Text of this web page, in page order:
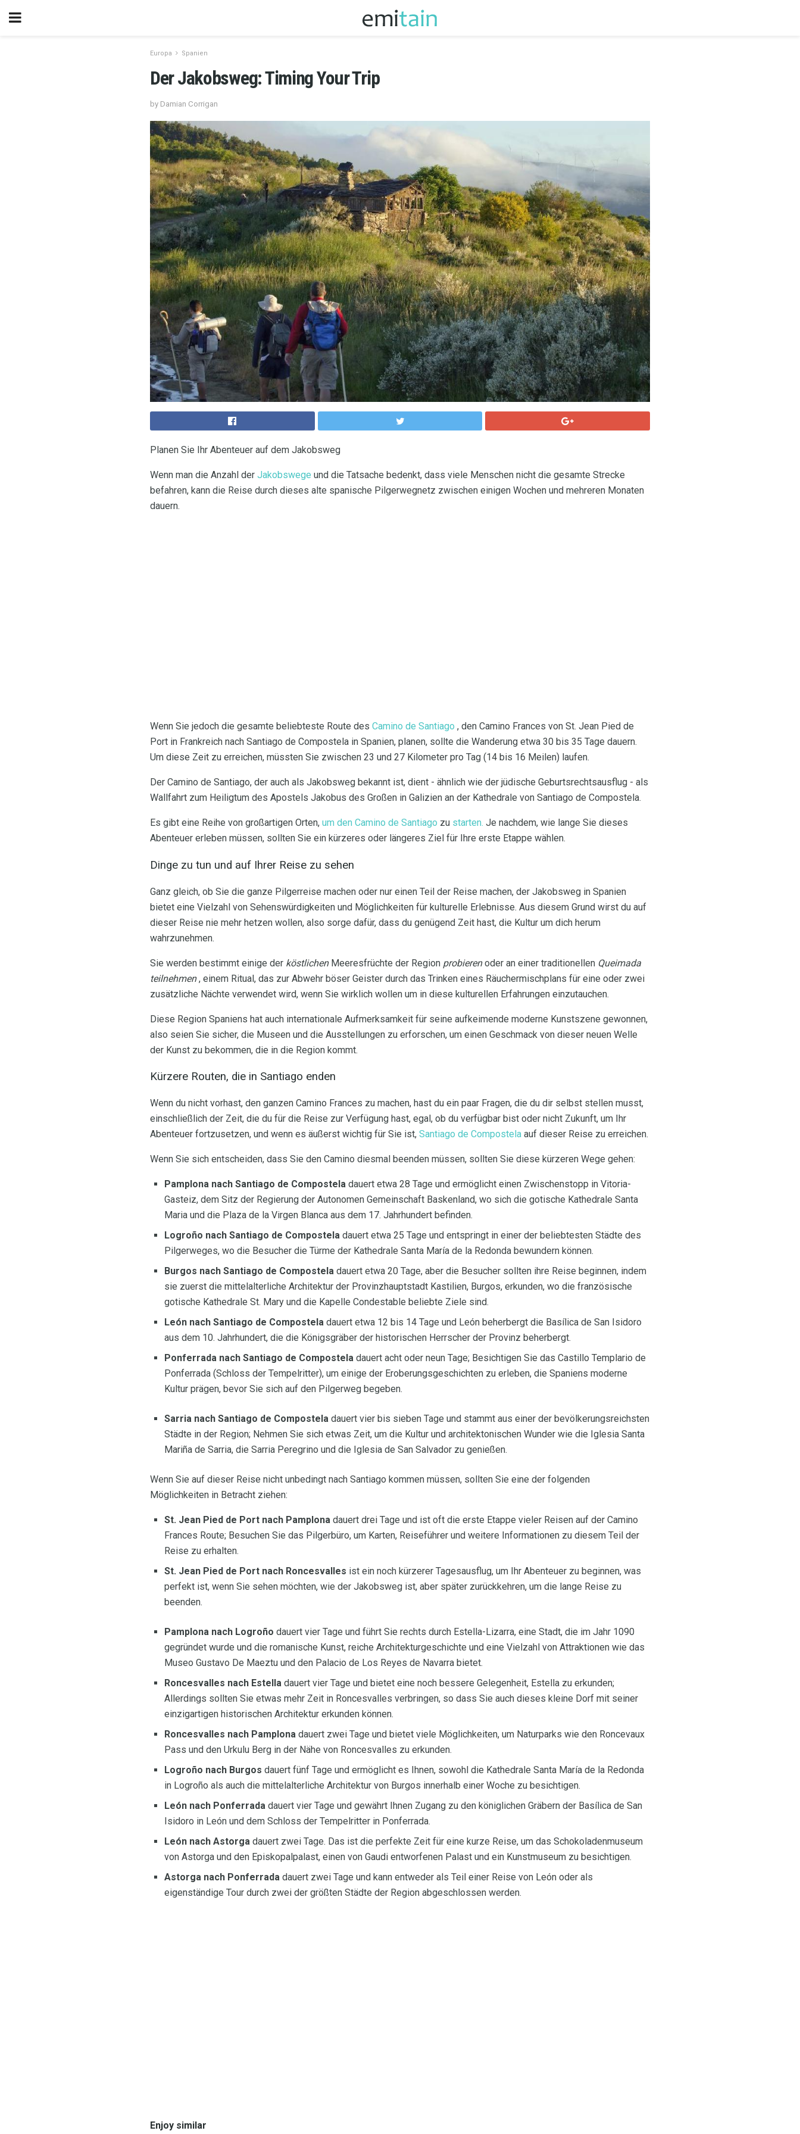
Europa Spanien
Der Jakobsweg: Timing Your Trip
by Damian Corrigan
Planen Sie Ihr Abenteuer auf dem Jakobsweg
Wenn man die Anzahl der Jakobswege und die Tatsache bedenkt, dass viele Menschen nicht die gesamte Strecke
befahren, kann die Reise durch dieses alte spanische Pilgerwegnetz zwischen einigen Wochen und mehreren Monaten
dauern.
Wenn Sie jedoch die gesamte beliebteste Route des Camino de Santiago , den Camino Frances von St. Jean Pied de
Port in Frankreich nach Santiago de Compostela in Spanien, planen, sollte die Wanderung etwa 30 bis 35 Tage dauern.
Um diese Zeit zu erreichen, müssten Sie zwischen 23 und 27 Kilometer pro Tag (14 bis 16 Meilen) laufen.
Der Camino de Santiago, der auch als Jakobsweg bekannt ist, dient - ähnlich wie der jüdische Geburtsrechtsausflug - als
Wallfahrt zum Heiligtum des Apostels Jakobus des Großen in Galizien an der Kathedrale von Santiago de Compostela.
Es gibt eine Reihe von großartigen Orten, um den Camino de Santiago zu starten. Je nachdem, wie lange Sie dieses
Abenteuer erleben müssen, sollten Sie ein kürzeres oder längeres Ziel für Ihre erste Etappe wählen.
Dinge zu tun und auf Ihrer Reise zu sehen
Ganz gleich, ob Sie die ganze Pilgerreise machen oder nur einen Teil der Reise machen, der Jakobsweg in Spanien
bietet eine Vielzahl von Sehenswürdigkeiten und Möglichkeiten für kulturelle Erlebnisse. Aus diesem Grund wirst du auf
dieser Reise nie mehr hetzen wollen, also sorge dafür, dass du genügend Zeit hast, die Kultur um dich herum
wahrzunehmen.
Sie werden bestimmt einige der köstlichenMeeresfrüchte der Region probierenoder an einer traditionellen Queimada
teilnehmen, einem Ritual, das zur Abwehr böser Geister durch das Trinken eines Räuchermischplans für eine oder zwei
zusätzliche Nächte verwendet wird, wenn Sie wirklich wollen um in diese kulturellen Erfahrungen einzutauchen.
Diese Region Spaniens hat auch internationale Aufmerksamkeit für seine aufkeimende moderne Kunstszene gewonnen,
also seien Sie sicher, die Museen und die Ausstellungen zu erforschen, um einen Geschmack von dieser neuen Welle
der Kunst zu bekommen, die in die Region kommt.
Kürzere Routen, die in Santiago enden
Wenn du nicht vorhast, den ganzen Camino Frances zu machen, hast du ein paar Fragen, die du dir selbst stellen musst,
einschließlich der Zeit, die du für die Reise zur Verfügung hast, egal, ob du verfügbar bist oder nicht Zukunft, um Ihr
Abenteuer fortzusetzen, und wenn es äußerst wichtig für Sie ist, Santiago de Compostela auf dieser Reise zu erreichen.
Wenn Sie sich entscheiden, dass Sie den Camino diesmal beenden müssen, sollten Sie diese kürzeren Wege gehen:
Pamplona nach Santiago de Compostela dauert etwa 28 Tage und ermöglicht einen Zwischenstopp in Vitoria-
Gasteiz, dem Sitz der Regierung der Autonomen Gemeinschaft Baskenland, wo sich die gotische Kathedrale Santa
Maria und die Plaza de la Virgen Blanca aus dem 17. Jahrhundert befinden.
Logroño nach Santiago de Compostela dauert etwa 25 Tage und entspringt in einer der beliebtesten Städte des
Pilgerweges, wo die Besucher die Türme der Kathedrale Santa María de la Redonda bewundern können.
Burgos nach Santiago de Compostela dauert etwa 20 Tage, aber die Besucher sollten ihre Reise beginnen, indem
sie zuerst die mittelalterliche Architektur der Provinzhauptstadt Kastilien, Burgos, erkunden, wo die französische
gotische Kathedrale St. Mary und die Kapelle Condestable beliebte Ziele sind.
León nach Santiago de Compostela dauert etwa 12 bis 14 Tage und León beherbergt die Basílica de San Isidoro
aus dem 10. Jahrhundert, die die Königsgräber der historischen Herrscher der Provinz beherbergt.
Ponferrada nach Santiago de Compostela dauert acht oder neun Tage; Besichtigen Sie das Castillo Templario de
Ponferrada (Schloss der Tempelritter), um einige der Eroberungsgeschichten zu erleben, die Spaniens moderne
Kultur prägen, bevor Sie sich auf den Pilgerweg begeben.
Sarria nach Santiago de Compostela dauert vier bis sieben Tage und stammt aus einer der bevölkerungsreichsten
Städte in der Region; Nehmen Sie sich etwas Zeit, um die Kultur und architektonischen Wunder wie die Iglesia Santa
Mariña de Sarria, die Sarria Peregrino und die Iglesia de San Salvador zu genießen.
Wenn Sie auf dieser Reise nicht unbedingt nach Santiago kommen müssen, sollten Sie eine der folgenden
Möglichkeiten in Betracht ziehen:
St. Jean Pied de Port nach Pamplona dauert drei Tage und ist oft die erste Etappe vieler Reisen auf der Camino
Frances Route; Besuchen Sie das Pilgerbüro, um Karten, Reiseführer und weitere Informationen zu diesem Teil der
Reise zu erhalten.
St. Jean Pied de Port nach Roncesvalles ist ein noch kürzerer Tagesausflug, um Ihr Abenteuer zu beginnen, was
perfekt ist, wenn Sie sehen möchten, wie der Jakobsweg ist, aber später zurückkehren, um die lange Reise zu
beenden.
Pamplona nach Logroño dauert vier Tage und führt Sie rechts durch Estella-Lizarra, eine Stadt, die im Jahr 1090
gegründet wurde und die romanische Kunst, reiche Architekturgeschichte und eine Vielzahl von Attraktionen wie das
Museo Gustavo De Maeztu und den Palacio de Los Reyes de Navarra bietet.
Roncesvalles nach Estella dauert vier Tage und bietet eine noch bessere Gelegenheit, Estella zu erkunden;
Allerdings sollten Sie etwas mehr Zeit in Roncesvalles verbringen, so dass Sie auch dieses kleine Dorf mit seiner
einzigartigen historischen Architektur erkunden können.
Roncesvalles nach Pamplona dauert zwei Tage und bietet viele Möglichkeiten, um Naturparks wie den Roncevaux
Pass und den Urkulu Berg in der Nähe von Roncesvalles zu erkunden.
Logroño nach Burgos dauert fünf Tage und ermöglicht es Ihnen, sowohl die Kathedrale Santa María de la Redonda
in Logroño als auch die mittelalterliche Architektur von Burgos innerhalb einer Woche zu besichtigen.
León nach Ponferrada dauert vier Tage und gewährt Ihnen Zugang zu den königlichen Gräbern der Basílica de San
Isidoro in León und dem Schloss der Tempelritter in Ponferrada.
León nach Astorga dauert zwei Tage. Das ist die perfekte Zeit für eine kurze Reise, um das Schokoladenmuseum
von Astorga und den Episkopalpalast, einen von Gaudi entworfenen Palast und ein Kunstmuseum zu besichtigen.
Astorga nach Ponferrada dauert zwei Tage und kann entweder als Teil einer Reise von León oder als
eigenständige Tour durch zwei der größten Städte der Region abgeschlossen werden.
Enjoy similar